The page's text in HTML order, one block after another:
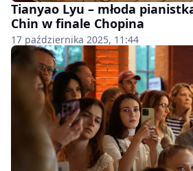
Tianyao Lyu – młoda
Chin w finale Chopina
17 października 2025, 11:44